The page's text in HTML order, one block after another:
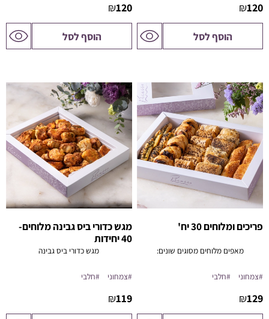
120
₪
הוסף לסל לדף
המוצר
120
₪
הוסף לסל לדף
המוצר
פריכים ומלוחים 30 יח'
מאפים מלוחים מסוגים שונים:
#צמחוני #חלבי
129
₪
מגש כדורי ביס גבינה מלוחים-
40 יחידות
מגש כדורי ביס גבינה
#צמחוני #חלבי
119
₪